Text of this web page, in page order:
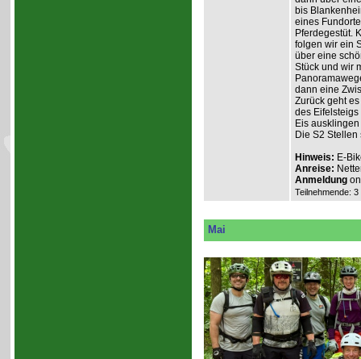
bis
eines
Pferdegestüt.
folgen wir ein
über eine
Stück und wir
dann eine
Zurück geht
des
Eis
Die S2
Hinweis: E-
Anreise:
Anmeldung
Teilnehmende:
Mai